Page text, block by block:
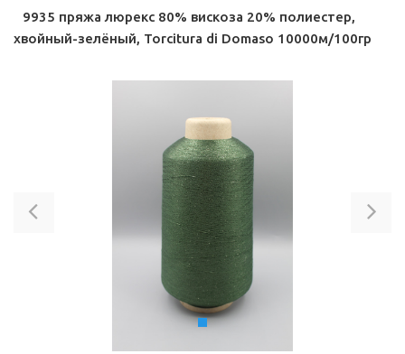
9935 пряжа люрекс 80% вискоза 20% полиестер,
хвойный-зелёный, Torcitura di Domaso 10000м/100гр